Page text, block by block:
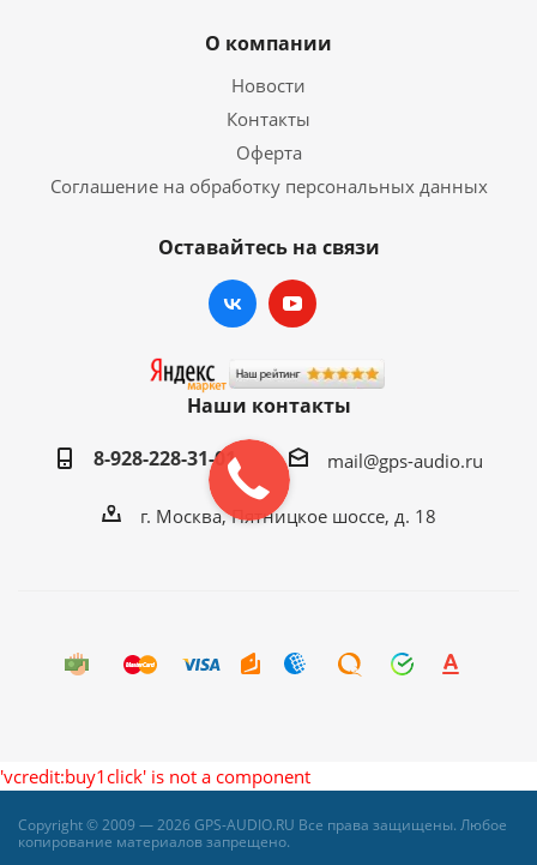
О компании
Новости
Контакты
Оферта
Соглашение на обработку персональных данных
Оставайтесь на связи
Наши контакты
8-928-228-31-01
mail@gps-audio.ru
г. Москва, Пятницкое шоссе, д. 18
'vcredit:buy1click' is not a component
Copyright © 2009 — 2026 GPS-AUDIO.RU Все права защищены. Любое
копирование материалов запрещено.